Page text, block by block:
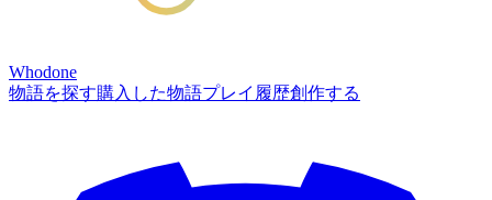
Whodone
物語を探す購入した物語プレイ履歴創作する